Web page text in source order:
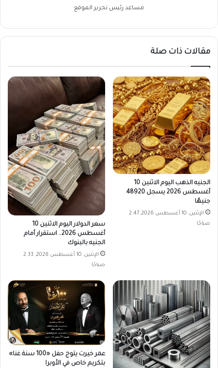
مساعد رئيس تحرير الموقع
مقالات ذات صلة
الجنيه الذهب اليوم الاثنين 10
أغسطس 2026 يسجل 48920
جنيهًا
الإثنين, 10 أغسطس 2026, 2:47
صباحًا
سعر الدولار اليوم الاثنين 10
أغسطس 2026.. استقرار أمام
الجنيه بالبنوك
الإثنين, 10 أغسطس 2026, 2:33
صباحًا
عمر خيرت يتوج حفل «100 سنة غنا»
بتكريم خاص في الأوبرا